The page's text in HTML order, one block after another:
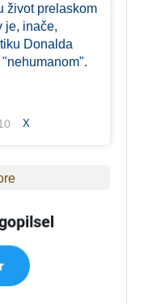
život prelaskom
je, inače,
Donalda
X